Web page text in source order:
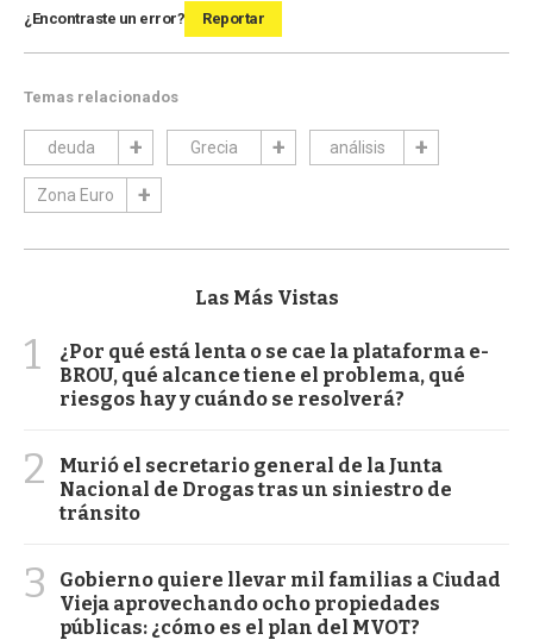
¿Encontraste un error? Reportar
Temas relacionados
deuda Grecia análisis
Zona Euro
Las Más Vistas
1
¿Por qué está lenta o se cae la plataforma e-
BROU, qué alcance tiene el problema, qué
riesgos hay y cuándo se resolverá?
2
Murió el secretario general de la Junta
Nacional de Drogas tras un siniestro de
tránsito
3
Gobierno quiere llevar mil familias a Ciudad
Vieja aprovechando ocho propiedades
públicas: ¿cómo es el plan del MVOT?